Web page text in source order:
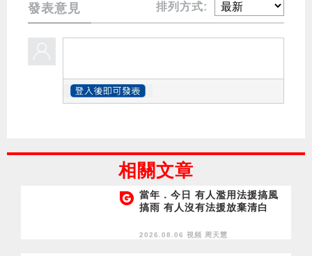
發表意見 排列方式:
相關文章
當年．今日 有人濫用法援搞風
搞雨 有人沒有法援放棄清白
2026.08.06 視頻 周天慧